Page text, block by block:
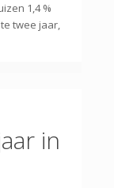
1,4 %
twee jaar,
in